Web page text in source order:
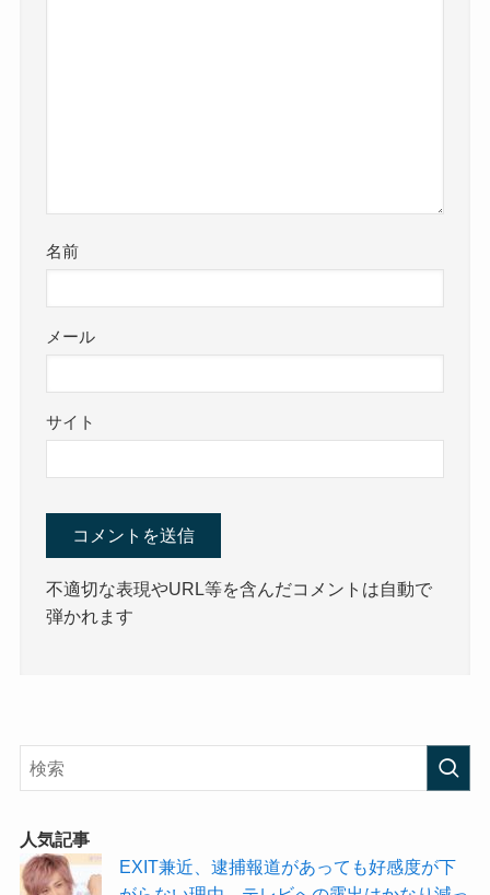
名前
メール
サイト
不適切な表現やURL等を含んだコメントは自動で
弾かれます
人気記事
EXIT兼近、逮捕報道があっても好感度が下